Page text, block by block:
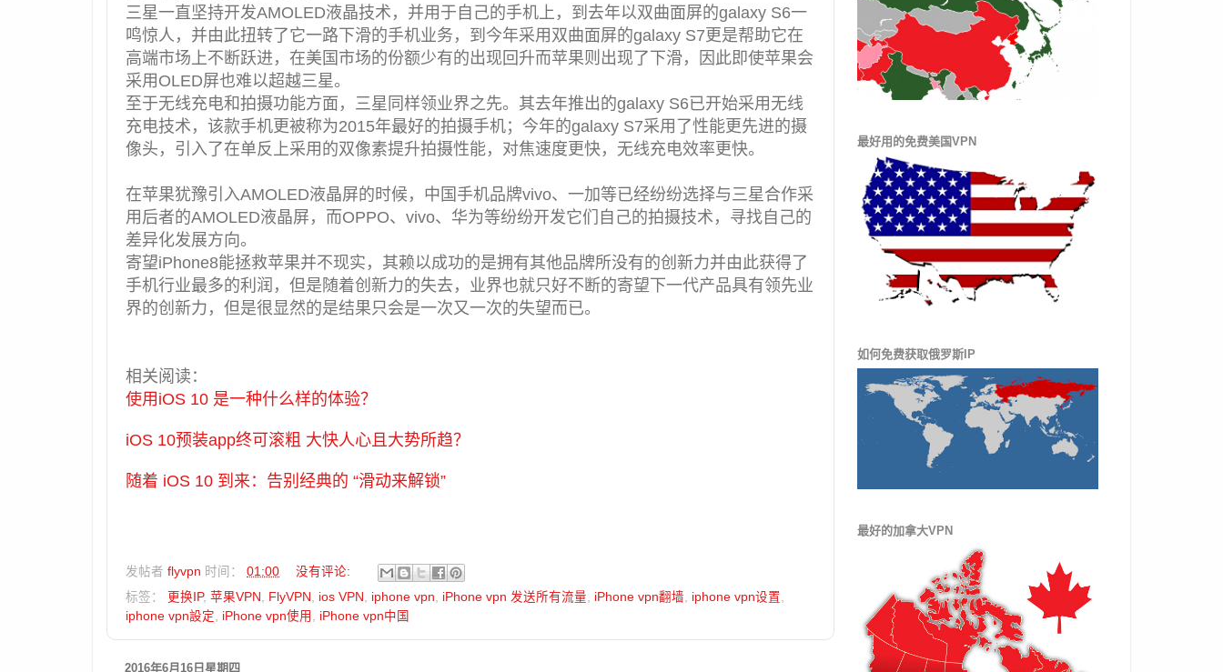
三星一直坚持开发AMOLED液晶技术，并用于自己的手机上，到去年以双曲面屏的galaxy S6一
鸣惊人，并由此扭转了它一路下滑的手机业务，到今年采用双曲面屏的galaxy S7更是帮助它在
高端市场上不断跃进，在美国市场的份额少有的出现回升而苹果则出现了下滑，因此即使苹果会
采用OLED屏也难以超越三星。
至于无线充电和拍摄功能方面，三星同样领业界之先。其去年推出的galaxy S6已开始采用无线
充电技术，该款手机更被称为2015年最好的拍摄手机；今年的galaxy S7采用了性能更先进的摄
像头，引入了在单反上采用的双像素提升拍摄性能，对焦速度更快，无线充电效率更快。
在苹果犹豫引入AMOLED液晶屏的时候，中国手机品牌vivo、一加等已经纷纷选择与三星合作采
用后者的AMOLED液晶屏，而OPPO、vivo、华为等纷纷开发它们自己的拍摄技术，寻找自己的
差异化发展方向。
寄望iPhone8能拯救苹果并不现实，其赖以成功的是拥有其他品牌所没有的创新力并由此获得了
手机行业最多的利润，但是随着创新力的失去，业界也就只好不断的寄望下一代产品具有领先业
界的创新力，但是很显然的是结果只会是一次又一次的失望而已。
相关阅读：
使用iOS 10 是一种什么样的体验？
iOS 10预装app终可滚粗 大快人心且大势所趋？
随着 iOS 10 到来：告别经典的 “滑动来解锁”
发帖者 flyvpn 时间： 01:00
没有评论:
标签：
更换IP, 苹果VPN , FlyVPN , ios VPN , iphone vpn, iPhone vpn 发送所有流量, iPhone vpn翻墙, iphone vpn设置,
iphone vpn設定, iPhone vpn使用 , iPhone vpn中国
2016年6月16日星期四
最好用的免费美国VPN
如何免费获取俄罗斯IP
最好的加拿大VPN